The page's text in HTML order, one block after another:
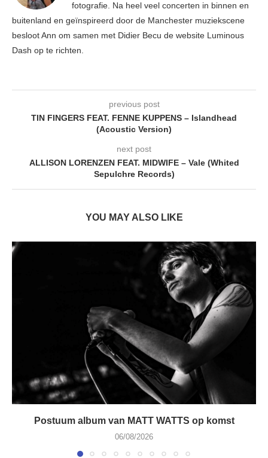
fotografie. Na heel veel concerten in binnen en
buitenland en geïnspireerd door de Manchester muziekscene
besloot Ann om samen met Didier Becu de website Luminous
Dash op te richten.
previous post
TIN FINGERS FEAT. FENNE KUPPENS – Islandhead
(Acoustic Version)
next post
ALLISON LORENZEN FEAT. MIDWIFE – Vale (Whited
Sepulchre Records)
YOU MAY ALSO LIKE
Postuum album van MATT WATTS op komst
06/08/2026